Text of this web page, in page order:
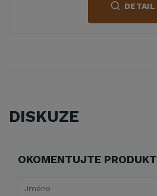
DETAIL
DISKUZE
OKOMENTUJTE PRODUKT